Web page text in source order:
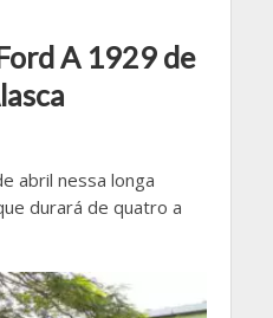
A 1929 de
abril nessa longa
durará de quatro a